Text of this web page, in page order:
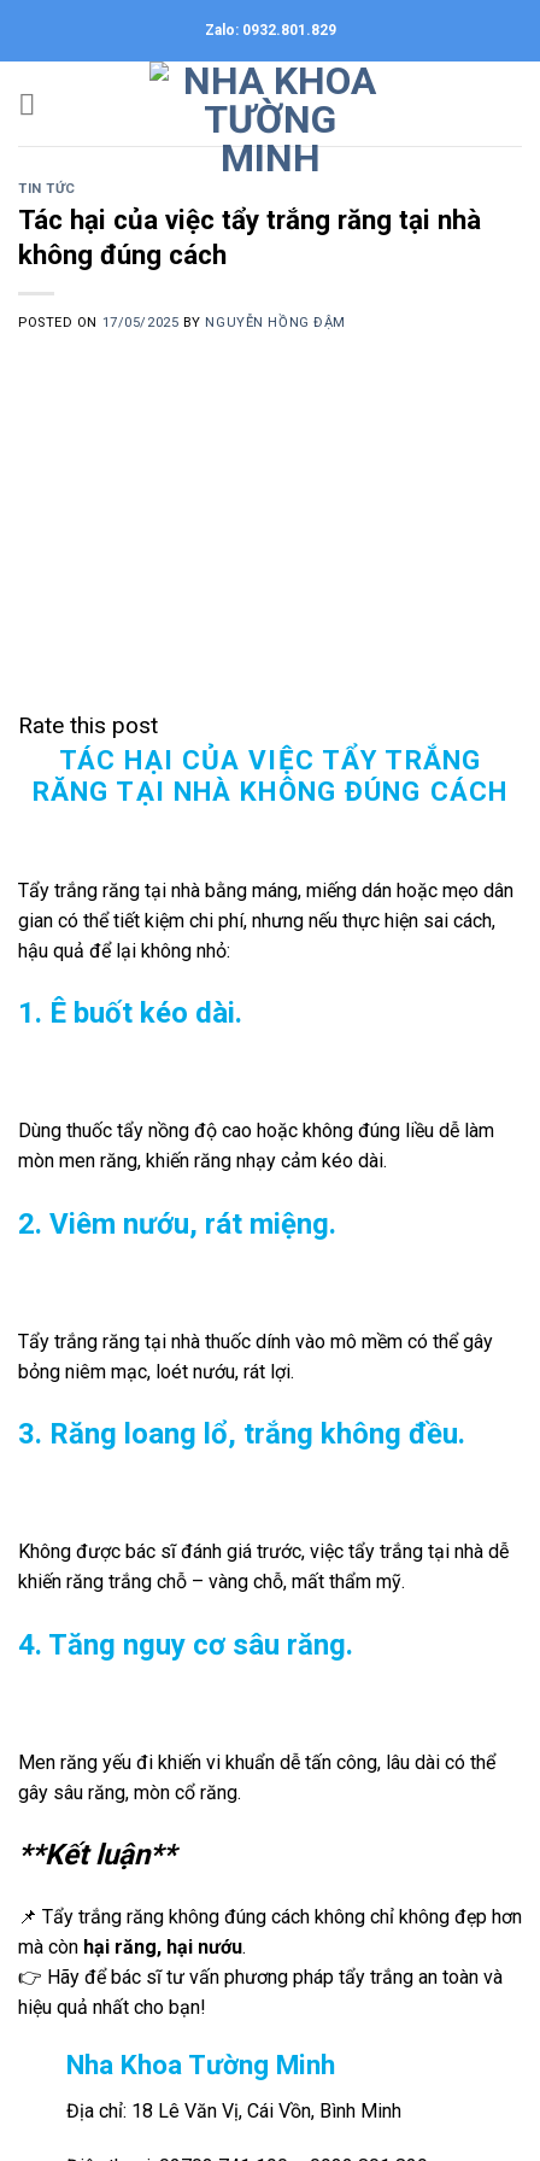
Zalo: 0932.801.829
TIN TỨC
Tác hại của việc tẩy trắng răng tại nhà
không đúng cách
POSTED ON 17/05/2025 BY NGUYỄN HỒNG ĐẬM
Rate this post
TÁC HẠI CỦA VIỆC TẨY TRẮNG
RĂNG TẠI NHÀ KHÔNG ĐÚNG CÁCH
Tẩy trắng răng tại nhà bằng máng, miếng dán hoặc mẹo dân
gian có thể tiết kiệm chi phí, nhưng nếu thực hiện sai cách,
hậu quả để lại không nhỏ:
1. Ê buốt kéo dài.
Dùng thuốc tẩy nồng độ cao hoặc không đúng liều dễ làm
mòn men răng, khiến răng nhạy cảm kéo dài.
2. Viêm nướu, rát miệng.
Tẩy trắng răng tại nhà thuốc dính vào mô mềm có thể gây
bỏng niêm mạc, loét nướu, rát lợi.
3. Răng loang lổ, trắng không đều.
Không được bác sĩ đánh giá trước, việc tẩy trắng tại nhà dễ
khiến răng trắng chỗ – vàng chỗ, mất thẩm mỹ.
4. Tăng nguy cơ sâu răng.
Men răng yếu đi khiến vi khuẩn dễ tấn công, lâu dài có thể
gây sâu răng, mòn cổ răng.
**Kết luận**
📌 Tẩy trắng răng không đúng cách không chỉ không đẹp hơn
mà còn hại răng, hại nướu.
👉 Hãy để bác sĩ tư vấn phương pháp tẩy trắng an toàn và
hiệu quả nhất cho bạn!
Nha Khoa Tường Minh
Địa chỉ: 18 Lê Văn Vị, Cái Vồn, Bình Minh